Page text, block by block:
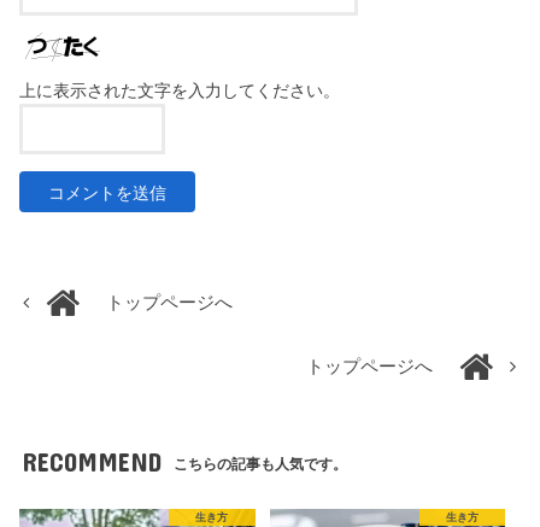
上に表示された文字を入力してください。
トップページへ
トップページへ
RECOMMEND こちらの記事も人気です。
生き方 生き方